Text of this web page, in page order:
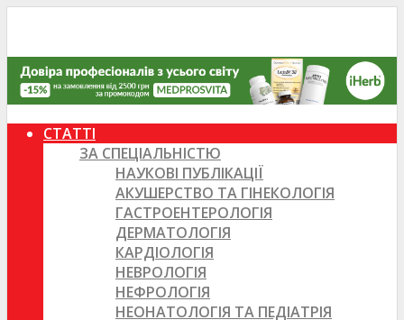
СТАТТІ
ЗА СПЕЦІАЛЬНІСТЮ
НАУКОВІ ПУБЛІКАЦІЇ
АКУШЕРСТВО ТА ГІНЕКОЛОГІЯ
ГАСТРОЕНТЕРОЛОГІЯ
ДЕРМАТОЛОГІЯ
КАРДІОЛОГІЯ
НЕВРОЛОГІЯ
НЕФРОЛОГІЯ
НЕОНАТОЛОГІЯ ТА ПЕДІАТРІЯ